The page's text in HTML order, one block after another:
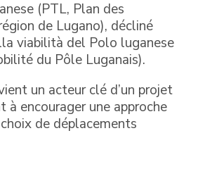
(PTL, Plan des
de Lugano), décliné
viabilità del Polo luganese
du Pôle Luganais).
un acteur clé d’un projet
à encourager une approche
de déplacements